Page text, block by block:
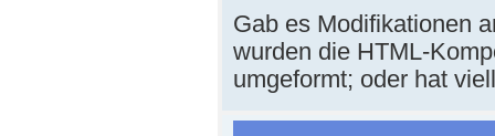
Gab es Modifikationen
wurden die HTML-
umgeformt; oder hat